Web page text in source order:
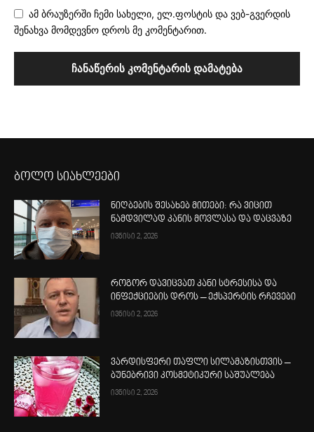
ამ ბრაუზერში ჩემი სახელი, ელ.ფოსტის და ვებ-გვერდის
შენახვა მომდევნო დროს მე კომენტარით.
ბოლო სიახლეები
ნიღბების შესახებ მითები: რა ვიცით
ნამდვილად კანის მოვლასა და დაცვაზე
ივნისი 2, 2026
როგორ დავიცვათ კანი სტრესისა და
ინფექციების დროს – ექსპერტის რჩევები
ივნისი 2, 2026
ვარდისფერი თაფლი სილამაზისთვის –
ბუნებრივი კოსმეტიკური საშუალება
ივნისი 2, 2026